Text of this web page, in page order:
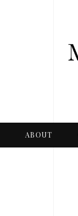
ABOUT